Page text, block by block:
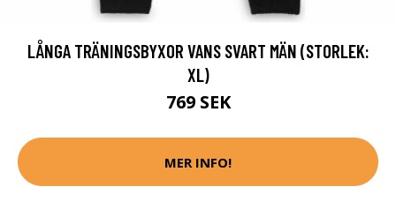
LÅNGA TRÄNINGSBYXOR VANS SVART MÄN (STORLEK:
XL)
769 SEK
MER INFO!